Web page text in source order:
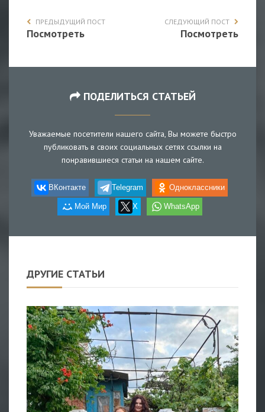
ПРЕДЫДУЩИЙ ПОСТ
Посмотреть
СЛЕДУЮЩИЙ ПОСТ
Посмотреть
ПОДЕЛИТЬСЯ СТАТЬЕЙ
Уважаемые посетители нашего сайта, Вы можете быстро
публиковать в своих социальных сетях ссылки на
понравившиеся статьи на нашем сайте.
ВКонтакте Telegram Одноклассники
Мой Мир X WhatsApp
ДРУГИЕ СТАТЬИ